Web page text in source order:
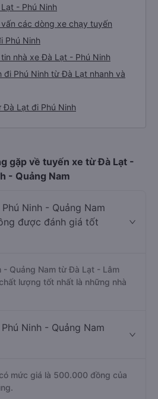
- Phú Ninh
các dòng xe chạy tuyến
Phú Ninh
nhà xe Đà Lạt - Phú Ninh
đi Phú Ninh từ Đà Lạt nhanh và
Lạt đi Phú Ninh
gặp về tuyến xe từ Đà Lạt -
- Quảng Nam
Ninh - Quảng Nam
được đánh giá tốt
- Quảng Nam từ Đà Lạt - Lâm
lượng tốt nhất là những nhà
Ninh - Quảng Nam
mức giá là 500.000 đồng của